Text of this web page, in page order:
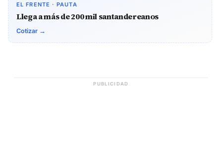
EL FRENTE · PAUTA
Llega a más de 200 mil santandereanos
Cotizar →
PUBLICIDAD